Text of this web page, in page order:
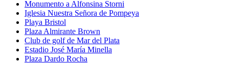
Monumento a Alfonsina Storni
Iglesia Nuestra Señora de Pompeya
Playa Bristol
Plaza Almirante Brown
Club de golf de Mar del Plata
Estadio José María Minella
Plaza Dardo Rocha